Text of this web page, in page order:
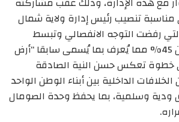
تنصيب رئيس إدارة ولاية شمال
رفضت التوجه الانفصالي وتبسط
نفوذها على أكثر من 45% مما يُعرف بما يُسمى سابقا “أرض
خطوة تعكس حسن النية الصادقة
الداخلية بين أبناء الوطن الواحد
ودية وسلمية، بما يحفظ وحدة الصومال